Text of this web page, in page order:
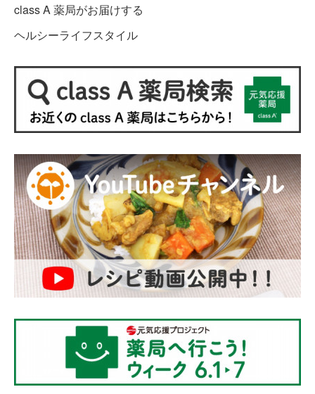
class A 薬局がお届けする
ヘルシーライフスタイル